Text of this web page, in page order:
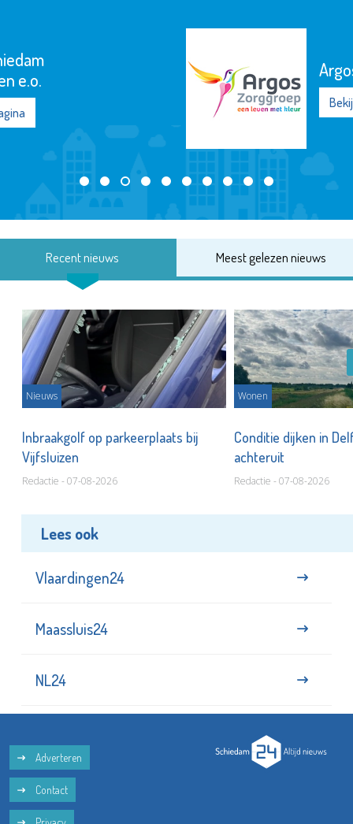
Argos Zorggroep
Bekijk de pagina
Recent nieuws Meest gelezen nieuws
Nieuws
Inbraakgolf op parkeerplaats bij
Vijfsluizen
Redactie - 07-08-2026
Wonen
Conditie dijken in
achteruit
Redactie - 07-08-2026
Lees ook
Vlaardingen24
Maassluis24
NL24
Adverteren
Contact